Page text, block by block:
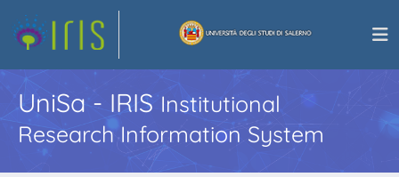
UniSa - IRISInstitutional
Research Information System